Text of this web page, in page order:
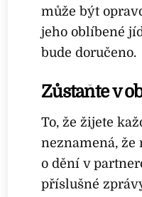
může být
jeho oblíbené
bude doručeno.
Zůstaňte v
To, že žijete
neznamená,
o dění v
příslušné